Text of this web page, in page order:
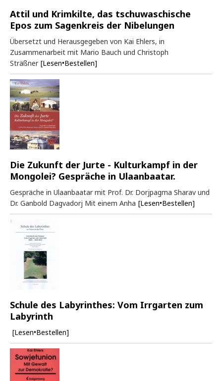
Attil und Krimkilte, das tschuwaschische
Epos zum Sagenkreis der Nibelungen
Übersetzt und Herausgegeben von Kai Ehlers, in
Zusammenarbeit mit Mario Bauch und Christoph
Sträßner [Lesen•Bestellen]
Die Zukunft der Jurte - Kulturkampf in der
Mongolei? Gespräche in Ulaanbaatar.
Gespräche in Ulaanbaatar mit Prof. Dr. Dorjpagma Sharav und
Dr. Ganbold Dagvadorj Mit einem Anha [Lesen•Bestellen]
Schule des Labyrinthes: Vom Irrgarten zum
Labyrinth
[Lesen•Bestellen]